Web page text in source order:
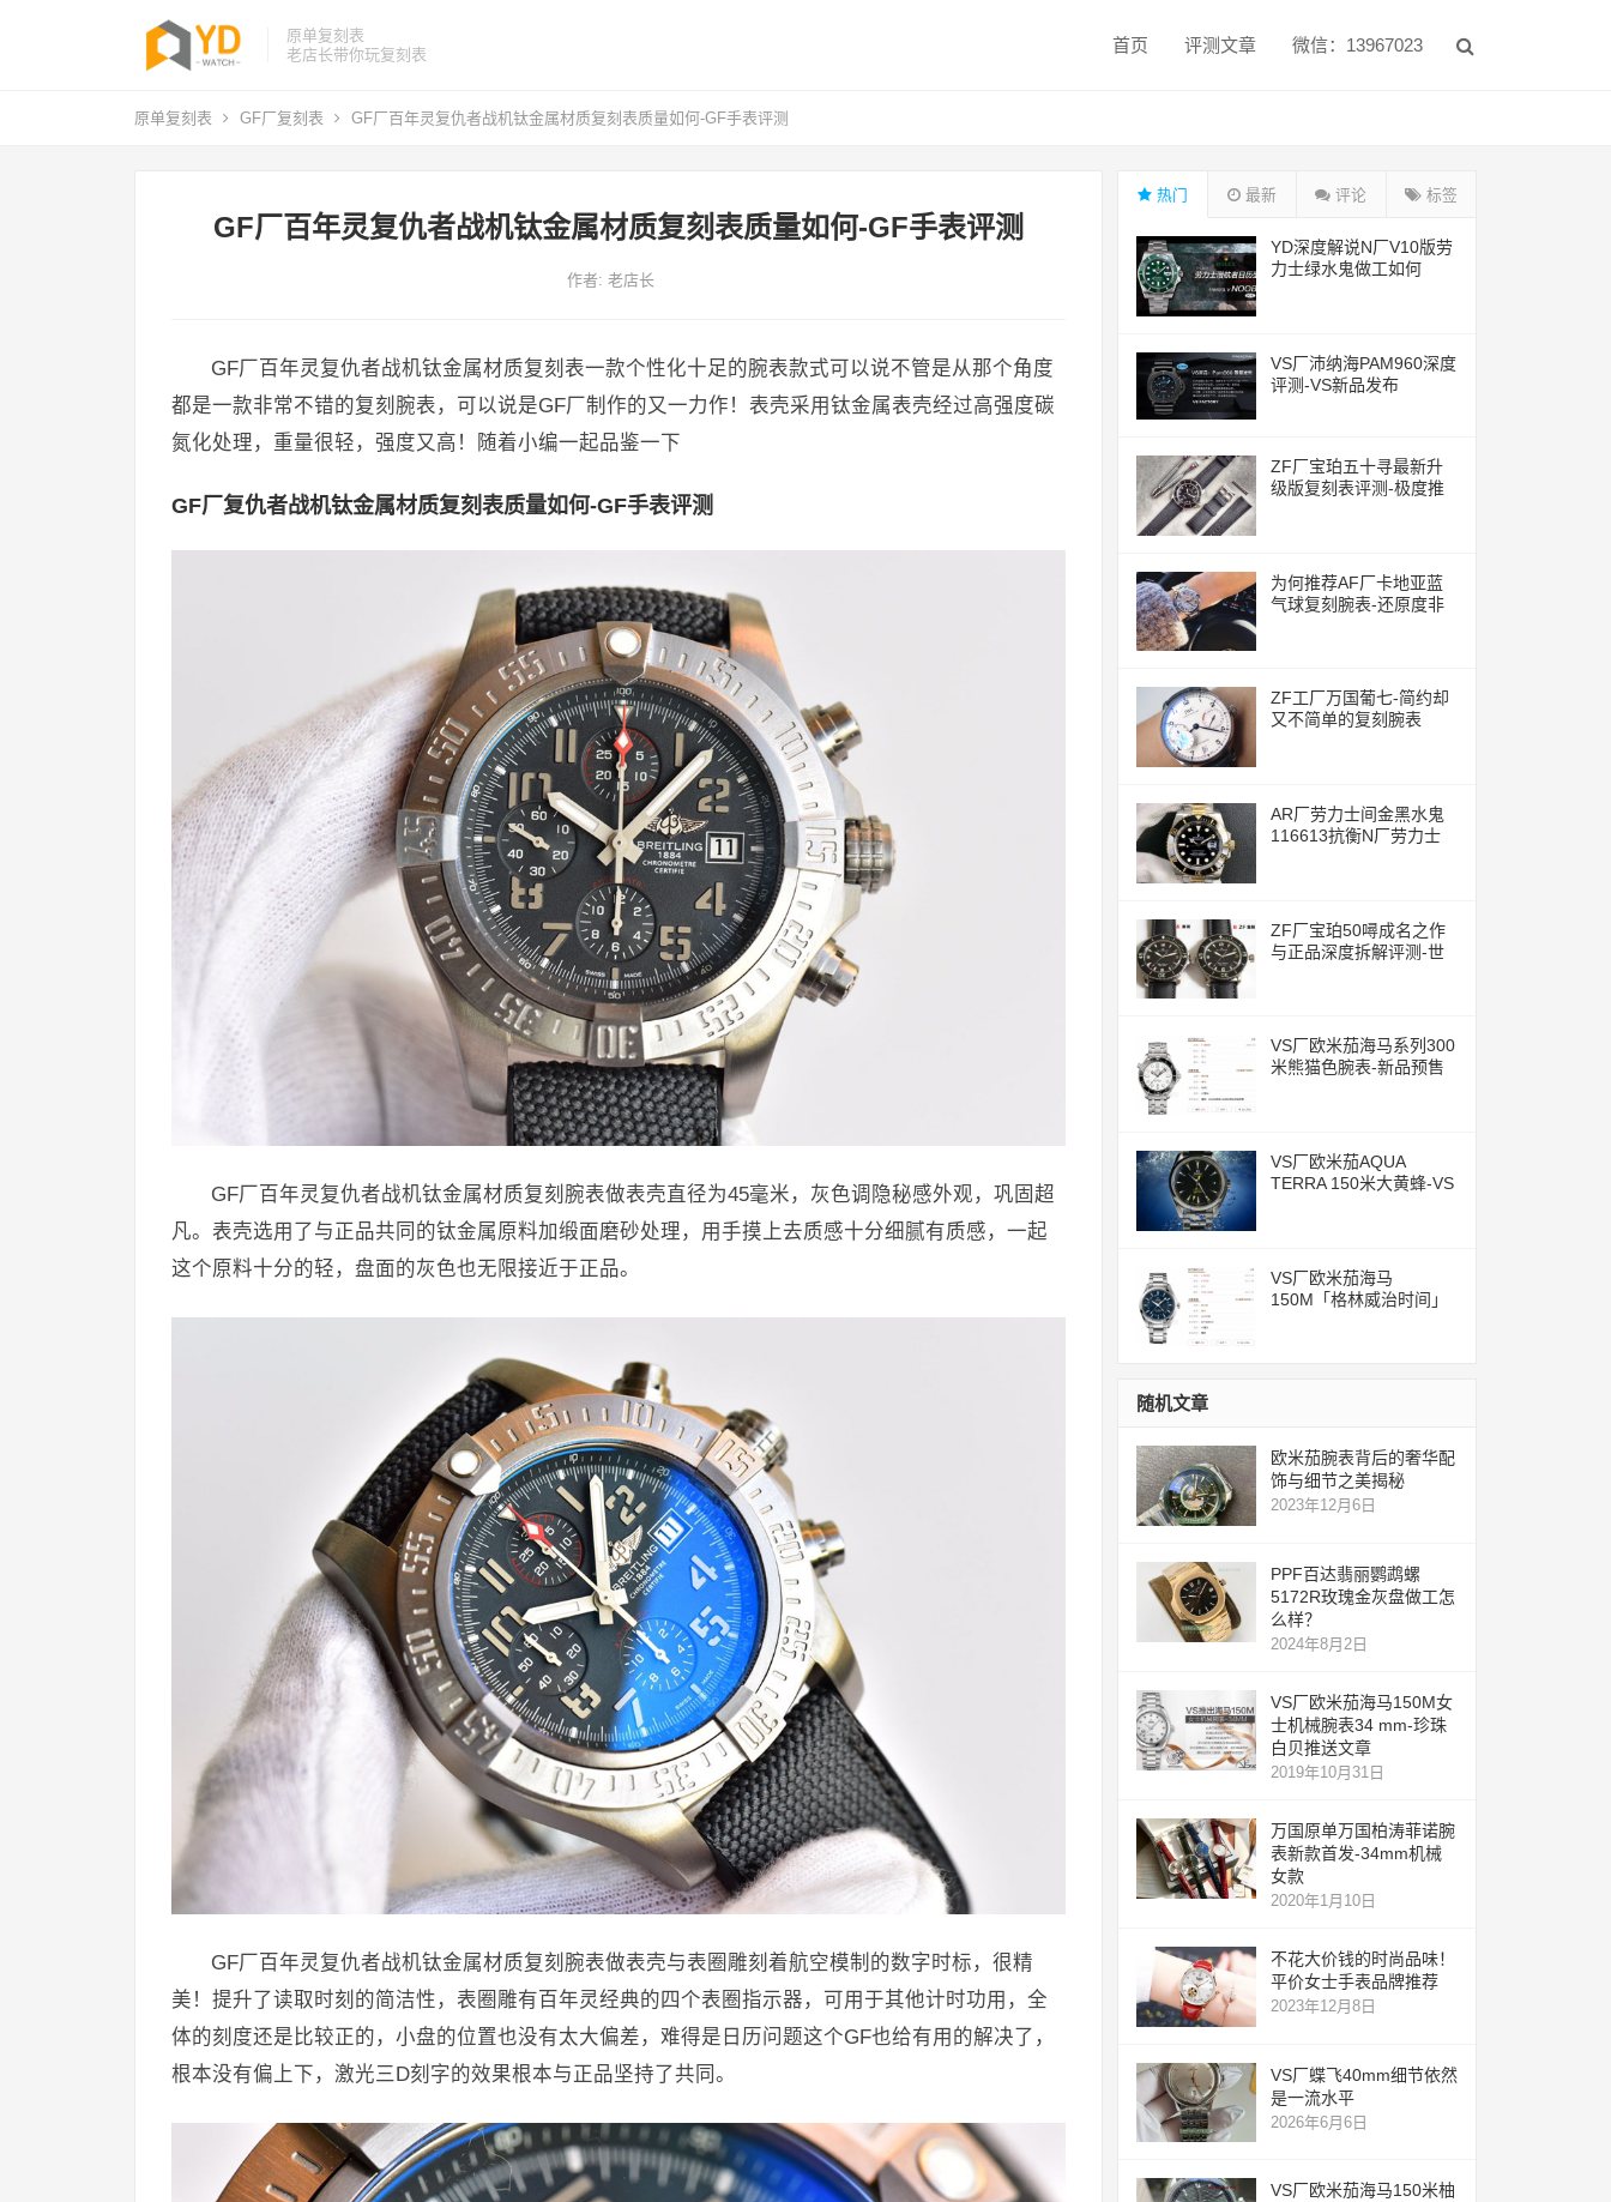
原单复刻表
老店长带你玩复刻表
首页 评测文章 微信：13967023
原单复刻表 GF厂复刻表 GF厂百年灵复仇者战机钛金属材质复刻表质量如何-GF手表评测
GF厂百年灵复仇者战机钛金属材质复刻表质量如何-GF手表评测
作者: 老店长
GF厂百年灵复仇者战机钛金属材质复刻表一款个性化十足的腕表款式可以说不管是从那个角度
都是一款非常不错的复刻腕表，可以说是GF厂制作的又一力作！表壳采用钛金属表壳经过高强度碳
氮化处理，重量很轻，强度又高！随着小编一起品鉴一下
GF厂复仇者战机钛金属材质复刻表质量如何-GF手表评测
GF厂百年灵复仇者战机钛金属材质复刻腕表做表壳直径为45毫米，灰色调隐秘感外观，巩固超
凡。表壳选用了与正品共同的钛金属原料加缎面磨砂处理，用手摸上去质感十分细腻有质感，一起
这个原料十分的轻，盘面的灰色也无限接近于正品。
GF厂百年灵复仇者战机钛金属材质复刻腕表做表壳与表圈雕刻着航空模制的数字时标，很精
美！提升了读取时刻的简洁性，表圈雕有百年灵经典的四个表圈指示器，可用于其他计时功用，全
体的刻度还是比较正的，小盘的位置也没有太大偏差，难得是日历问题这个GF也给有用的解决了，
根本没有偏上下，激光三D刻字的效果根本与正品坚持了共同。
热门 最新 评论 标签
YD深度解说N厂V10版劳
力士绿水鬼做工如何
VS厂沛纳海PAM960深度
评测-VS新品发布
ZF厂宝珀五十寻最新升
级版复刻表评测-极度推
为何推荐AF厂卡地亚蓝
气球复刻腕表-还原度非
ZF工厂万国葡七-简约却
又不简单的复刻腕表
AR厂劳力士间金黑水鬼
116613抗衡N厂劳力士
ZF厂宝珀50噚成名之作
与正品深度拆解评测-世
VS厂欧米茄海马系列300
米熊猫色腕表-新品预售
VS厂欧米茄AQUA
TERRA 150米大黄蜂-VS
VS厂欧米茄海马
150M「格林威治时间」
随机文章
欧米茄腕表背后的奢华配
饰与细节之美揭秘
2023年12月6日
PPF百达翡丽鹦鹉螺
5172R玫瑰金灰盘做工怎
么样？
2024年8月2日
VS厂欧米茄海马150M女
士机械腕表34 mm-珍珠
白贝推送文章
2019年10月31日
万国原单万国柏涛菲诺腕
表新款首发-34mm机械
女款
2020年1月10日
不花大价钱的时尚品味！
平价女士手表品牌推荐
2023年12月8日
VS厂蝶飞40mm细节依然
是一流水平
2026年6月6日
VS厂欧米茄海马150米柚